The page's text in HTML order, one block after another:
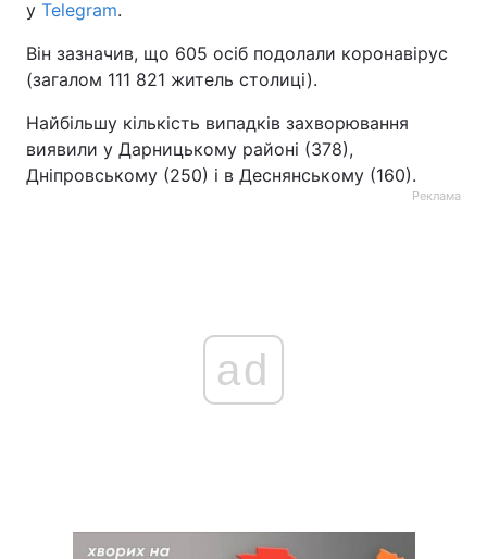
у Telegram.
Він зазначив, що 605 осіб подолали коронавірус
(загалом 111 821 житель столиці).
Найбільшу кількість випадків захворювання
виявили у Дарницькому районі (378),
Дніпровському (250) і в Деснянському (160).
Реклама
ad